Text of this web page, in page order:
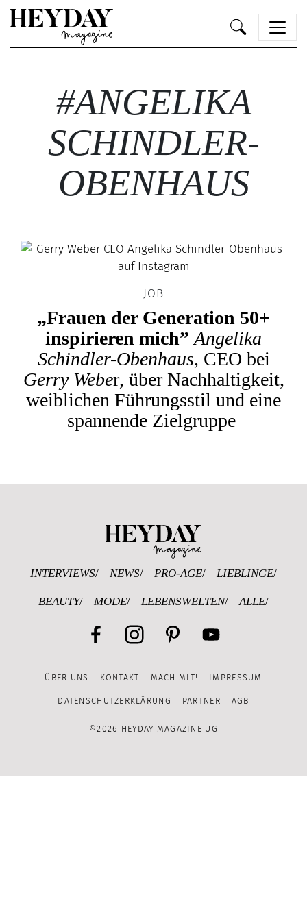
#ANGELIKA
SCHINDLER-
OBENHAUS
JOB
„Frauen der Generation 50+
inspirieren mich” Angelika
Schindler-Obenhaus, CEO bei
Gerry Weber, über Nachhaltigkeit,
weiblichen Führungsstil und eine
spannende Zielgruppe
INTERVIEWS NEWS PRO-AGE LIEBLINGE
BEAUTY MODE LEBENSWELTEN ALLE
Channel
ÜBER UNS KONTAKT MACH MIT! IMPRESSUM
DATENSCHUTZERKLÄRUNG PARTNER AGB
©2026 HEYDAY MAGAZINE UG